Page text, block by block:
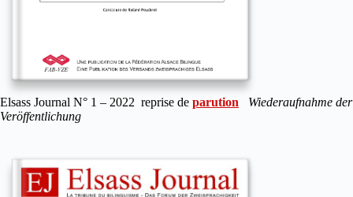
Elsass Journal N° 1 – 2022 reprise de parution
Wiederaufnahme der
Veröffentlichung